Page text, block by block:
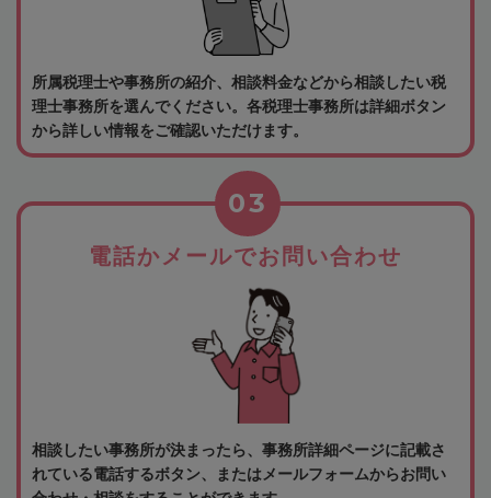
所属税理士や事務所の紹介、相談料金などから相談したい税
理士事務所を選んでください。各税理士事務所は詳細ボタン
から詳しい情報をご確認いただけます。
電話かメールでお問い合わせ
03
相談したい事務所が決まったら、事務所詳細ページに記載さ
れている電話するボタン、またはメールフォームからお問い